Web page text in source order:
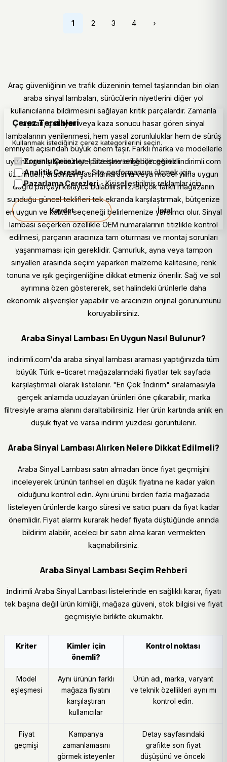
1 2 3 4 ›
Araç güvenliğinin ve trafik düzeninin temel taşlarından biri olan
araba sinyal lambaları, sürücülerin niyetlerini diğer yol
kullanıcılarına bildirmesini sağlayan kritik parçalardır. Zamanla
aşınan, çatlayan veya kaza sonucu hasar gören sinyal
lambalarının yenilenmesi, hem yasal zorunluluklar hem de sürüş
emniyeti açısından büyük önem taşır. Farklı marka ve modellerle
uyumlu geniş bir ürün yelpazesine erişebileceğiniz indirimli.com
üzerinden, aracınızın şasi numarasına veya model yılına uygun
doğru parçayı kolayca bulabilirsiniz. Birçok farklı mağazanın
sunduğu güncel teklifleri tek ekranda karşılaştırmak, bütçenize
en uygun ve kaliteli seçeneği belirlemenize yardımcı olur. Sinyal
lambası seçerken özellikle OEM numaralarının titizlikle kontrol
edilmesi, parçanın aracınıza tam oturması ve montaj sorunları
yaşanmaması için gereklidir. Çamurluk, ayna veya tampon
sinyalleri arasında seçim yaparken malzeme kalitesine, renk
tonuna ve ışık geçirgenliğine dikkat etmeniz önerilir. Sağ ve sol
ayrımına özen göstererek, set halindeki ürünlerle daha
ekonomik alışverişler yapabilir ve aracınızın orijinal görünümünü
koruyabilirsiniz.
Araba Sinyal Lambası En Uygun Nasıl Bulunur?
indirimli.com'da araba sinyal lambası araması yaptığınızda tüm
büyük Türk e-ticaret mağazalarındaki fiyatlar tek sayfada
karşılaştırmalı olarak listelenir. "En Çok İndirim" sıralamasıyla
gerçek anlamda ucuzlayan ürünleri öne çıkarabilir, marka
filtresiyle arama alanını daraltabilirsiniz. Her ürün kartında anlık en
düşük fiyat ve varsa indirim yüzdesi görüntülenir.
Araba Sinyal Lambası Alırken Nelere Dikkat Edilmeli?
Araba Sinyal Lambası satın almadan önce fiyat geçmişini
inceleyerek ürünün tarihsel en düşük fiyatına ne kadar yakın
olduğunu kontrol edin. Aynı ürünü birden fazla mağazada
listeleyen ürünlerde kargo süresi ve satıcı puanı da fiyat kadar
önemlidir. Fiyat alarmı kurarak hedef fiyata düştüğünde anında
bildirim alabilir, aceleci bir satın alma kararı vermekten
kaçınabilirsiniz.
Araba Sinyal Lambası Seçim Rehberi
İndirimli Araba Sinyal Lambası listelerinde en sağlıklı karar, fiyatı
tek başına değil ürün kimliği, mağaza güveni, stok bilgisi ve fiyat
geçmişiyle birlikte okumaktır.
Kriter
Kimler için
önemli?
Kontrol noktası
Model
eşleşmesi
Aynı ürünün farklı
mağaza fiyatını
karşılaştıran
kullanıcılar
Ürün adı, marka, varyant
ve teknik özellikleri aynı mı
kontrol edin.
Fiyat
geçmişi
Kampanya
zamanlamasını
görmek isteyenler
Detay sayfasındaki
grafikte son fiyat
düşüşünü ve önceki
Çerez Tercihleri
Kullanmak istediğiniz çerez kategorilerini seçin.
Zorunlu Çerezler- Site işlevselliği için gerekli
Analitik Çerezler- Site performansını ölçmek için
Pazarlama Çerezleri- Kişiselleştirilmiş reklamlar için
Kaydet İptal